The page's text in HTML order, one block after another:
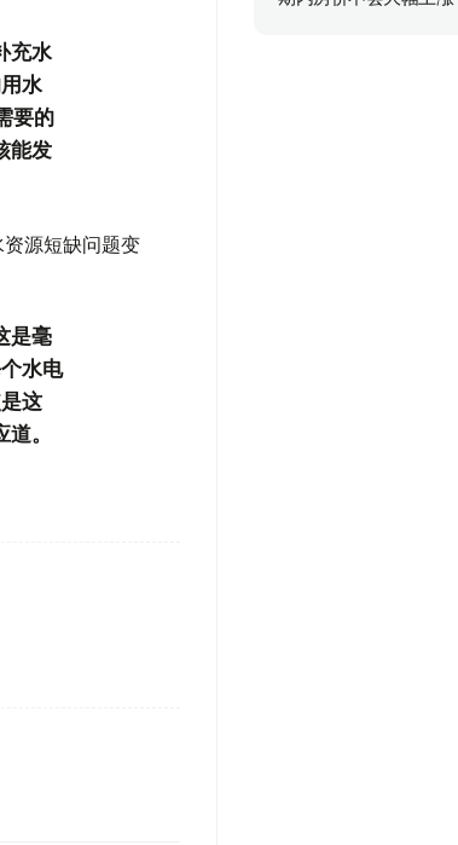
充水
水
要的
能发
源短缺问题变
是毫
水电
这
。